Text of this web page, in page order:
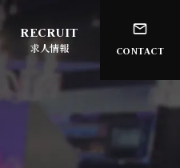
求人情報 CONTACT